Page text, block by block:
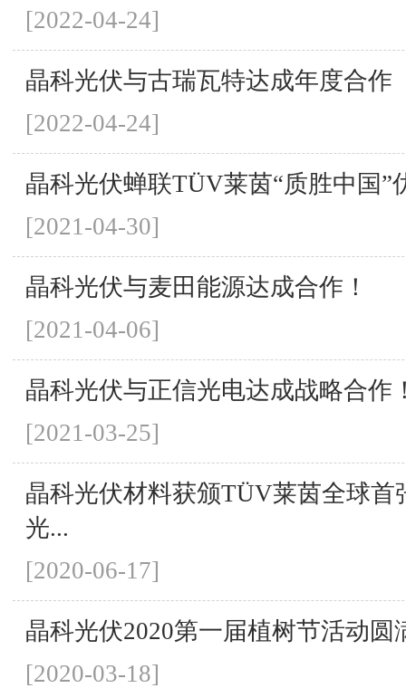
[2022-04-24]
晶科光伏与古瑞瓦特达成年度合作
[2022-04-24]
晶科光伏蝉联TÜV莱茵“质胜中国”
[2021-04-30]
晶科光伏与麦田能源达成合作！
[2021-04-06]
晶科光伏与正信光电达成战略合作
[2021-03-25]
晶科光伏材料获颁TÜV莱茵全球首
光...
[2020-06-17]
晶科光伏2020第一届植树节活动圆
[2020-03-18]